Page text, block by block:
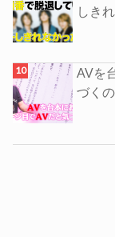
しき
AVを
づく